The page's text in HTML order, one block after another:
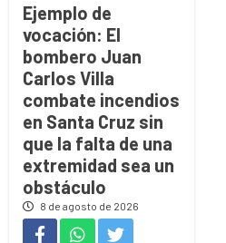
Ejemplo de
vocación: El
bombero Juan
Carlos Villa
combate incendios
en Santa Cruz sin
que la falta de una
extremidad sea un
obstáculo
8 de agosto de 2026